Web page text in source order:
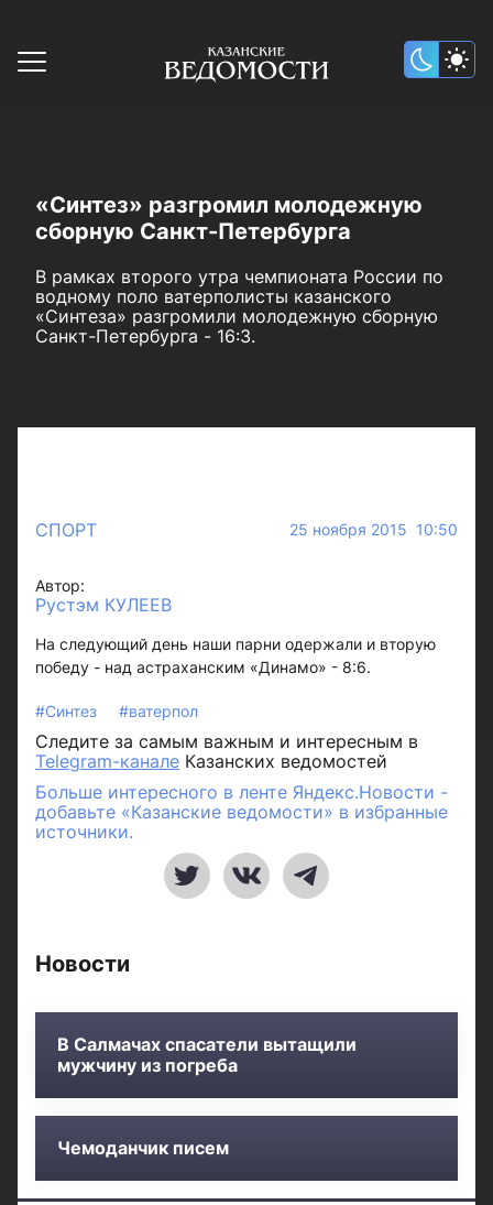
«Синтез» разгромил молодежную
сборную Санкт-Петербурга
В рамках второго утра чемпионата России по
водному поло ватерполисты казанского
«Синтеза» разгромили молодежную сборную
Санкт-Петербурга - 16:3.
СПОРТ 25 ноября 2015 10:50
Автор:
Рустэм КУЛЕЕВ
На следующий день наши парни одержали и вторую
победу - над астраханским «Динамо» - 8:6.
#Синтез #ватерпол
Следите за самым важным и интересным в
Telegram-канале Казанских ведомостей
Больше интересного в ленте Яндекс.Новости -
добавьте «Казанские ведомости» в избранные
источники.
Новости
В Салмачах спасатели вытащили
мужчину из погреба
Чемоданчик писем